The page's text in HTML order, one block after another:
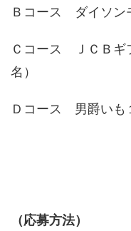
Ｂコース ダイソン
Ｃコース ＪＣＢギ
名）
Ｄコース 男爵いも
（応募方法）